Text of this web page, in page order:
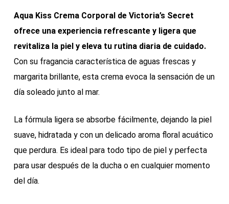
Aqua Kiss Crema Corporal de Victoria’s Secret
ofrece una experiencia refrescante y ligera que
revitaliza la piel y eleva tu rutina diaria de cuidado.
Con su fragancia característica de aguas frescas y
margarita brillante, esta crema evoca la sensación de un
día soleado junto al mar.
La fórmula ligera se absorbe fácilmente, dejando la piel
suave, hidratada y con un delicado aroma floral acuático
que perdura. Es ideal para todo tipo de piel y perfecta
para usar después de la ducha o en cualquier momento
del día.